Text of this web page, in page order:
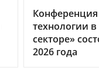
технологии
секторе»
2026 года